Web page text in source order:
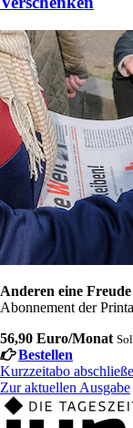
Anderen eine
Abonnement der
56,90 Euro/Monat
Bestellen
Kurzzeitabo
Zur aktuellen Ausgabe